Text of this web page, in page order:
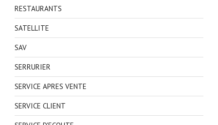
RESTAURANTS
SATELLITE
SAV
SERRURIER
SERVICE APRES VENTE
SERVICE CLIENT